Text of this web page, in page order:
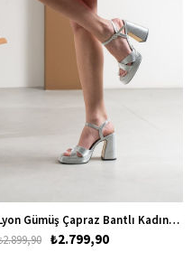
Lyon Gümüş Çapraz Bantlı Kadın Platform Kalın Topuklu Ayakkabı
₺2.799,90